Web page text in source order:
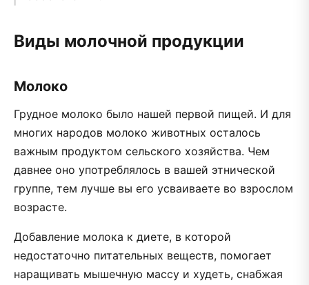
Виды молочной продукции
Молоко
Грудное молоко было нашей первой пищей. И для
многих народов молоко животных осталось
важным продуктом сельского хозяйства. Чем
давнее оно употреблялось в вашей этнической
группе, тем лучше вы его усваиваете во взрослом
возрасте.
Добавление молока к диете, в которой
недостаточно питательных веществ, помогает
наращивать мышечную массу и худеть, снабжая